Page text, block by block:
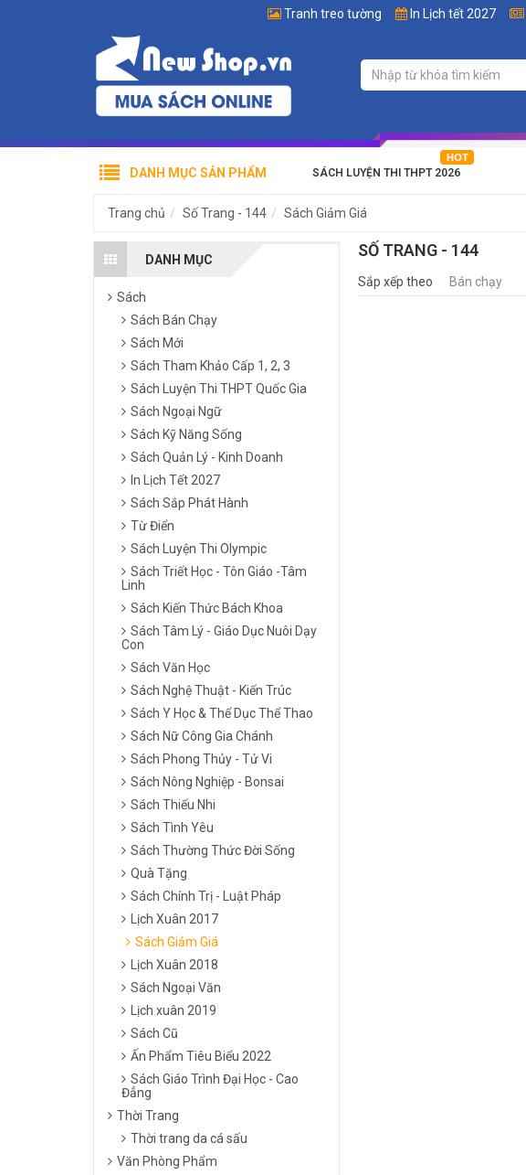
Tranh treo tường In Lịch tết 2027
SÁCH LUYỆN THI THPT 2026
DANH MỤC SẢN PHẨM
Trang chủ Số Trang - 144 Sách Giảm Giá
DANH MỤC
Sách
Sách Bán Chạy
Sách Mới
Sách Tham Khảo Cấp 1, 2, 3
Sách Luyện Thi THPT Quốc Gia
Sách Ngoại Ngữ
Sách Kỹ Năng Sống
Sách Quản Lý - Kinh Doanh
In Lịch Tết 2027
Sách Sắp Phát Hành
Từ Điển
Sách Luyện Thi Olympic
Sách Triết Học - Tôn Giáo -Tâm
Linh
Sách Kiến Thức Bách Khoa
Sách Tâm Lý - Giáo Dục Nuôi Dạy
Con
Sách Văn Học
Sách Nghệ Thuật - Kiến Trúc
Sách Y Học & Thể Dục Thể Thao
Sách Nữ Công Gia Chánh
Sách Phong Thủy - Tử Vi
Sách Nông Nghiệp - Bonsai
Sách Thiếu Nhi
Sách Tình Yêu
Sách Thường Thức Đời Sống
Quà Tặng
Sách Chính Trị - Luật Pháp
Lịch Xuân 2017
Sách Giảm Giá
Lịch Xuân 2018
Sách Ngoại Văn
Lịch xuân 2019
Sách Cũ
Ấn Phẩm Tiêu Biểu 2022
Sách Giáo Trình Đại Học - Cao
Đẳng
Thời Trang
Thời trang da cá sấu
Văn Phòng Phẩm
SỐ TRANG - 144
Sắp xếp theo Bán chạy